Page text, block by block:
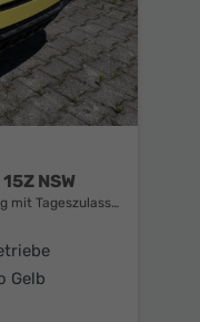
NSW
mit Tageszulassung
Gelb